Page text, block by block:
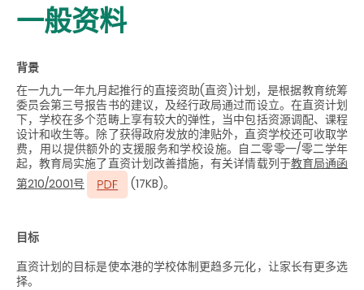
一般资料
背景
在一九九一年九月起推行的直接资助(直资)计划，是根据教育统筹
委员会第三号报告书的建议，及经行政局通过而设立。在直资计划
下，学校在多个范畴上享有较大的弹性，当中包括资源调配、课程
设计和收生等。除了获得政府发放的津贴外，直资学校还可收取学
费，用以提供额外的支援服务和学校设施。自二零零一/零二学年
起，教育局实施了直资计划改善措施，有关详情载列于教育局通函
第210/2001号
(17KB)。
目标
直资计划的目标是使本港的学校体制更趋多元化，让家长有更多选
择。